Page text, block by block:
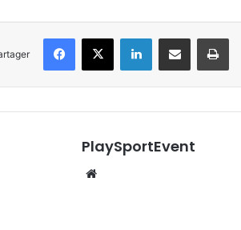
Facebook
X LinkedinPartager par email
PlaySportEvent